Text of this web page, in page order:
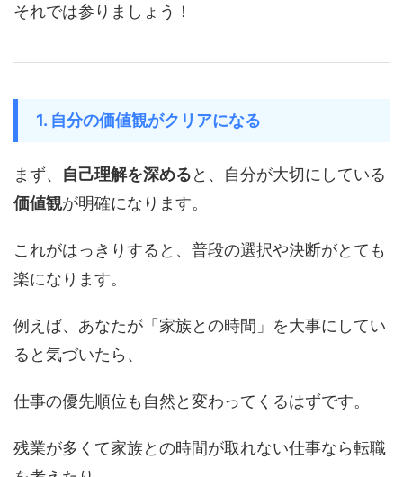
それでは参りましょう！
1. 自分の価値観がクリアになる
まず、 自己理解を深めると、自分が大切にしている
価値観が明確になります。
これがはっきりすると、普段の選択や決断がとても
楽になります。
例えば、あなたが「家族との時間」を大事にしてい
ると気づいたら、
仕事の優先順位も自然と変わってくるはずです。
残業が多くて家族との時間が取れない仕事なら転職